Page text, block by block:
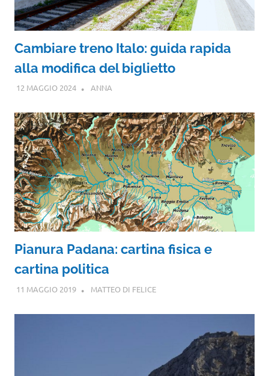
Cambiare treno Italo: guida rapida
alla modifica del biglietto
12 MAGGIO 2024 ANNA
Pianura Padana: cartina fisica e
cartina politica
11 MAGGIO 2019 MATTEO DI FELICE